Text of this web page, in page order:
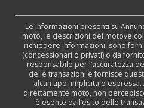
Le informazioni presenti su
moto, le descrizioni dei
richiedere informazioni, sono
(concessionari o privati) o da
responsabile per l’accuratezza
delle transazioni e fornisce
alcun tipo, implicita o
direttamente moto, non
è esente dall’esito delle